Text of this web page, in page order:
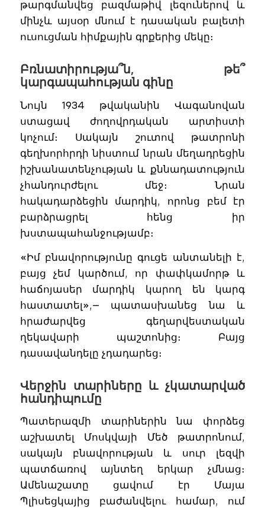
թարգմանվեց բազմաթիվ լեզուներով և
մինչև այսօր մնում է դասական բալետի
ուսուցման հիմքային գրքերից մեկը։
Բռնատիրությա՞ն, թե՞
կարգապահության գինը
Նույն 1934 թվականին Վագանովան
ստացավ ժողովրդական արտիստի
կոչում։ Սակայն շուտով թատրոնի
գեղխորհրդի նիստում նրան մեղադրեցին
իշխանատենչության և քննադատություն
չհանդուրժելու մեջ։ Նրան
հակադարձեցին մարդիկ, որոնց բեմ էր
բարձրացրել հենց իր
խստապահանջությամբ։
«Իմ բնավորությունը գուցե անտանելի է,
բայց չեմ կարծում, որ փափկամորթ և
հաճոյասեր մարդիկ կարող են կարգ
հաստատել»,— պատասխանեց նա և
հրաժարվեց գեղարվեստական
ղեկավարի պաշտոնից։ Բայց
դասավանդելը չդադարեց։
Վերջին տարիները և չկատարված
հանդիպումը
Պատերազմի տարիներին նա փորձեց
աշխատել Մոսկվայի Մեծ թատրոնում,
սակայն բնավորության և սուր լեզվի
պատճառով այնտեղ երկար չմնաց։
Ամենաշատը ցավում էր Մայա
Պլիսեցկայից բաժանվելու համար, ում